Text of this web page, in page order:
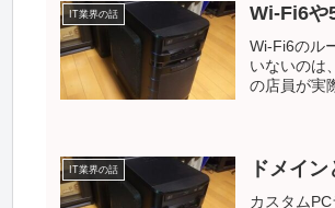
IT業界の話 Wi-Fi6や
Wi-Fi6のル
いないのは
の店員が実
IT業界の話 ドメイ
カスタム